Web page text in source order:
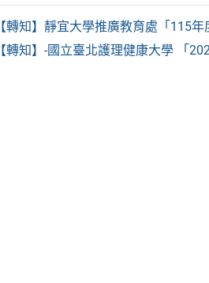
【轉知】靜宜大學推廣教育處「115
【轉知】-國立臺北護理健康大學 「